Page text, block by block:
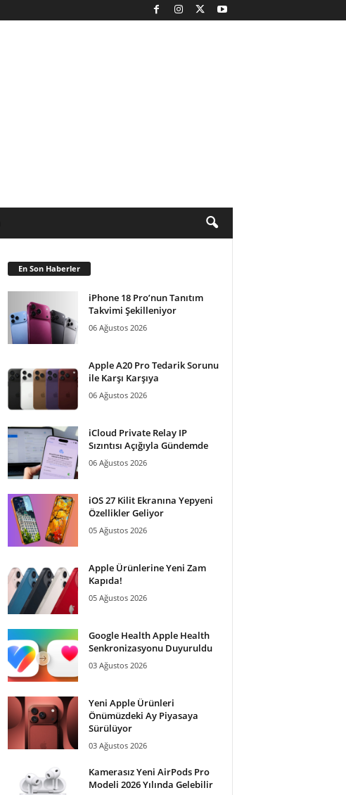
En Son Haberler
iPhone 18 Pro’nun Tanıtım
Takvimi Şekilleniyor
06 Ağustos 2026
Apple A20 Pro Tedarik Sorunu
ile Karşı Karşıya
06 Ağustos 2026
iCloud Private Relay IP
Sızıntısı Açığıyla Gündemde
06 Ağustos 2026
iOS 27 Kilit Ekranına Yepyeni
Özellikler Geliyor
05 Ağustos 2026
Apple Ürünlerine Yeni Zam
Kapıda!
05 Ağustos 2026
Google Health Apple Health
Senkronizasyonu Duyuruldu
03 Ağustos 2026
Yeni Apple Ürünleri
Önümüzdeki Ay Piyasaya
Sürülüyor
03 Ağustos 2026
Kamerasız Yeni AirPods Pro
Modeli 2026 Yılında Gelebilir